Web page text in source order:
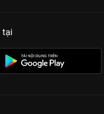
tại